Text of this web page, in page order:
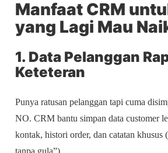
Manfaat CRM
yang Lagi Mau
1. Data Pelanggan
Keteteran
Punya ratusan pelanggan tapi cuma
NO. CRM bantu simpan data customer
kontak, histori order, dan catatan khusus
tanpa gula”).